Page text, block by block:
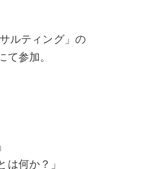
ルティング」の
て参加。
は何か？」